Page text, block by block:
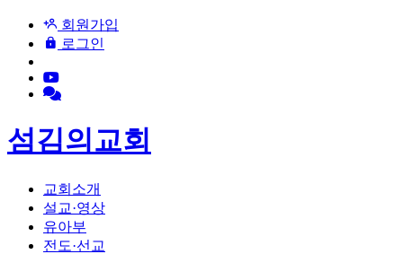
회원가입
로그인
섬김의교회
교회소개
설교·영상
유아부
전도·선교